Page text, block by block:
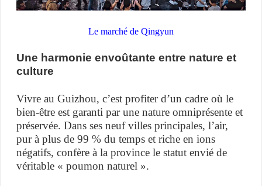
Le marché de Qingyun
Une harmonie envoûtante entre nature et
culture
Vivre au Guizhou, c’est profiter d’un cadre où le
bien-être est garanti par une nature omniprésente et
préservée. Dans ses neuf villes principales, l’air,
pur à plus de 99 % du temps et riche en ions
négatifs, confère à la province le statut envié de
véritable « poumon naturel ».